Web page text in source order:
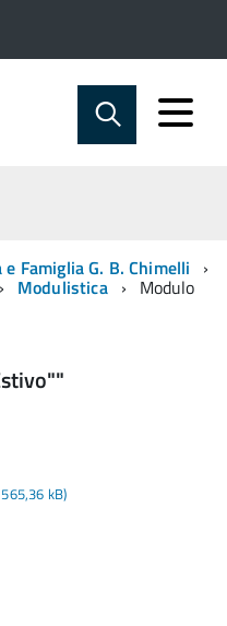
Famiglia G. B. Chimelli
Modulistica Modulo
kB)